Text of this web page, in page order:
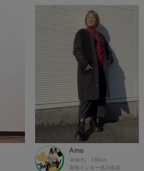
Amo
高知インター北川添店
150cm